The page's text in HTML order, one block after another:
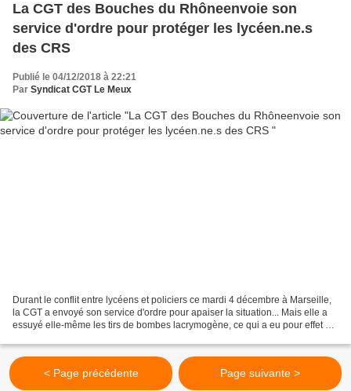
La CGT des Bouches du Rhôneenvoie son
service d'ordre pour protéger les lycéen.ne.s
des CRS
Publié le 04/12/2018 à 22:21
Par Syndicat CGT Le Meux
Durant le conflit entre lycéens et policiers ce mardi 4 décembre à Marseille,
la CGT a envoyé son service d'ordre pour apaiser la situation... Mais elle a
essuyé elle-même les tirs de bombes lacrymogène, ce qui a eu pour effet de
< Page précédente Page suivante >